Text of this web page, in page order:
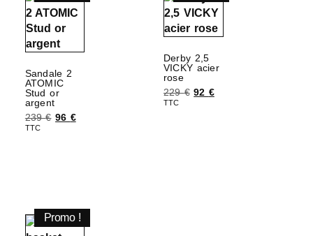
Sandale 2
ATOMIC
Stud or
argent
239€ 96 €
TTC
Derby 2,5
VICKY acier
rose
229€ 92 €
TTC
Promo !